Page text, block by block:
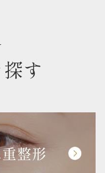
す